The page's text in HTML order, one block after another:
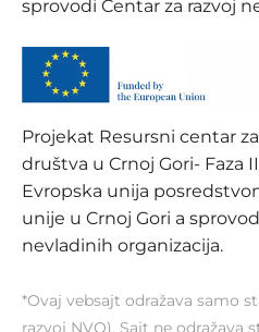
sprovodi Centar za razvoj
Projekat Resursni centar
društva u Crnoj Gori- Faza
Evropska unija
unije u Crnoj Gori a
nevladinih organizacija.
*Ovaj vebsajt odražava samo
razvoj NVO). Sajt ne odražava